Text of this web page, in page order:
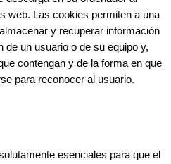
web. Las cookies permiten a una
y recuperar información
de un usuario o de su equipo y,
contengan y de la forma en que
para reconocer al usuario.
esenciales para que el